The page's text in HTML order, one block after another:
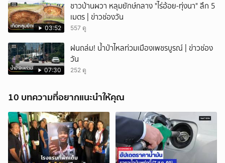
03:52
ชาวบ้านผวา หลุมยักษ์กลาง "ไร่อ้อย-ทุ่งนา" ลึก 5
เมตร | ข่าวช่องวัน
557 ดู
07:30
ฝนถล่ม! น้ำป่าไหลท่วมเมืองเพชรบูรณ์ | ข่าวช่อง
วัน
252 ดู
10 บทความที่อยากแนะนำให้คุณ